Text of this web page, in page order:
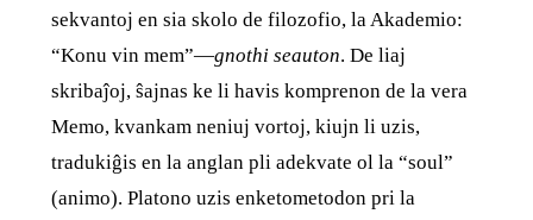
sekvantoj en sia skolo de filozofio, la Akademio:
“Konu vin mem”—gnothi seauton. De liaj
skribaĵoj, ŝajnas ke li havis komprenon de la vera
Memo, kvankam neniuj vortoj, kiujn li uzis,
tradukiĝis en la anglan pli adekvate ol la “soul”
(animo). Platono uzis enketometodon pri la